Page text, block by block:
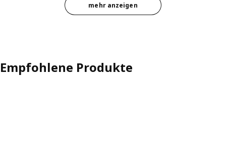
mehr anzeigen
Empfohlene Produkte